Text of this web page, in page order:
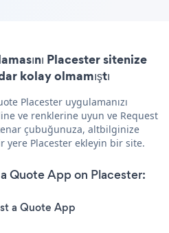
Placester sitenize
kolay olmamıştı
Placester uygulamanızı
ve renklerine uyun ve Request
çubuğunuza, altbilginize
Placester ekleyin bir site.
Quote App on Placester:
a Quote App